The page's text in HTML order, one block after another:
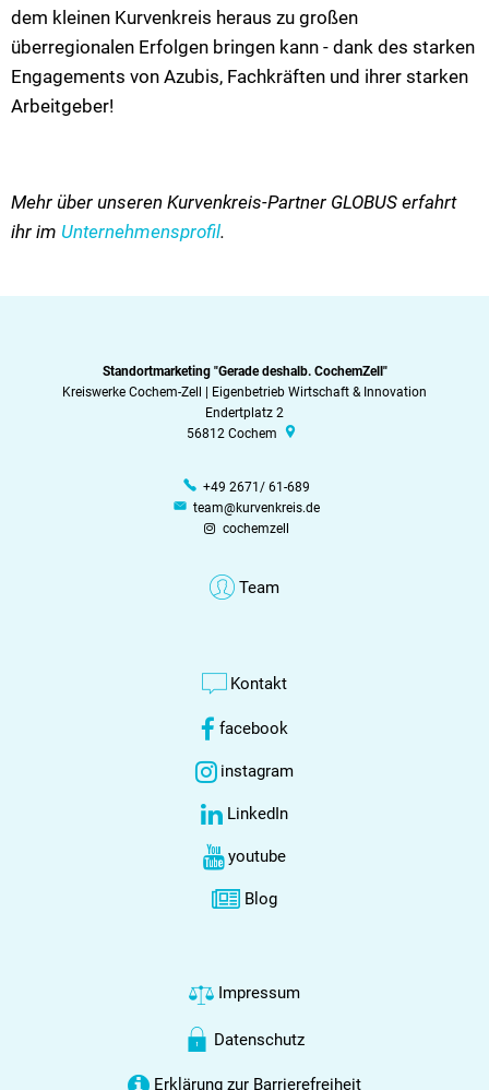
dem kleinen Kurvenkreis heraus zu großen
überregionalen Erfolgen bringen kann - dank des starken
Engagements von Azubis, Fachkräften und ihrer starken
Arbeitgeber!
Mehr über unseren Kurvenkreis-Partner GLOBUS erfahrt
ihr im Unternehmensprofil.
Standortmarketing "Gerade deshalb. CochemZell"
Kreiswerke Cochem-Zell | Eigenbetrieb Wirtschaft & Innovation
Endertplatz 2
56812 Cochem
+49 2671/ 61-689
team@kurvenkreis.de
cochemzell
Team
Kontakt
facebook
instagram
LinkedIn
youtube
Blog
Impressum
Datenschutz
Erklärung zur Barrierefreiheit